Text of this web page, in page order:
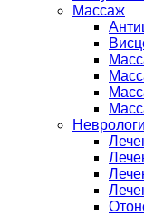
Массаж